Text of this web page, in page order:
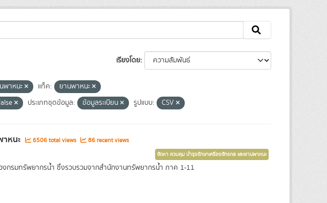
เรียงโดย
พาหนะ แท็ค:
ยานพาหนะ
ประเภทชุดข้อมูล: ข้อมูลระเบียน รูปแบบ: CSV
หนะ 6506 total views 86 recent views
จัดหา ควบคุม บำรุงรักษาเครื่องจักรกล และยานพาหนะ
งกรมทรัพยากรน้ำ ซึ่งรวบรวมจากสำนักงานทรัพยากรน้ำ ภาค 1-11